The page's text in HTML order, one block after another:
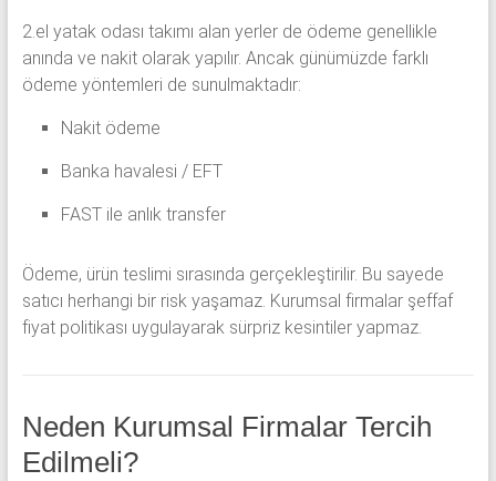
2.el yatak odası takımı alan yerler de ödeme genellikle
anında ve nakit olarak yapılır. Ancak günümüzde farklı
ödeme yöntemleri de sunulmaktadır:
Nakit ödeme
Banka havalesi / EFT
FAST ile anlık transfer
Ödeme, ürün teslimi sırasında gerçekleştirilir. Bu sayede
satıcı herhangi bir risk yaşamaz. Kurumsal firmalar şeffaf
fiyat politikası uygulayarak sürpriz kesintiler yapmaz.
Neden Kurumsal Firmalar Tercih
Edilmeli?